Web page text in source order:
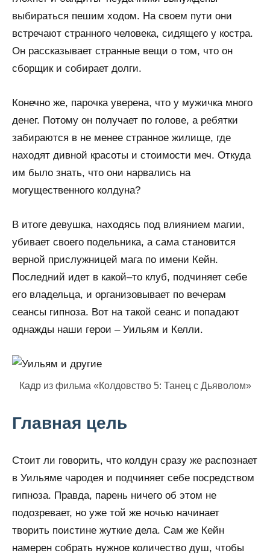
выбираться пешим ходом. На своем пути они
встречают странного человека, сидящего у костра.
Он рассказывает странные вещи о том, что он
сборщик и собирает долги.
Конечно же, парочка уверена, что у мужичка много
денег. Потому он получает по голове, а ребятки
забираются в не менее странное жилище, где
находят дивной красоты и стоимости меч. Откуда
им было знать, что они нарвались на
могущественного колдуна?
В итоге девушка, находясь под влиянием магии,
убивает своего подельника, а сама становится
верной прислужницей мага по имени Кейн.
Последний идет в какой–то клуб, подчиняет себе
его владельца, и организовывает по вечерам
сеансы гипноза. Вот на такой сеанс и попадают
однажды наши герои – Уильям и Келли.
Кадр из фильма «Колдовство 5: Танец с Дьяволом»
Главная цель
Стоит ли говорить, что колдун сразу же распознает
в Уильяме чародея и подчиняет себе посредством
гипноза. Правда, парень ничего об этом не
подозревает, но уже той же ночью начинает
творить поистине жуткие дела. Сам же Кейн
намерен собрать нужное количество душ, чтобы